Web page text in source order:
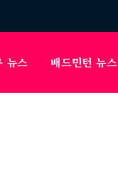
뉴스 배드민턴 뉴스